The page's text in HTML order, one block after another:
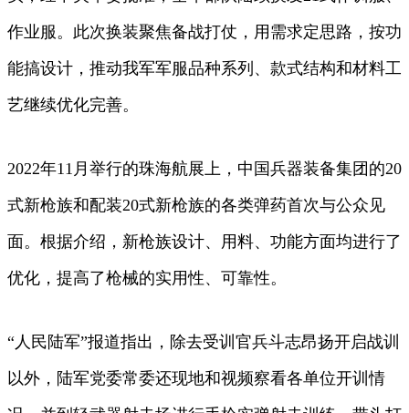
作业服。此次换装聚焦备战打仗，用需求定思路，按功
能搞设计，推动我军军服品种系列、款式结构和材料工
艺继续优化完善。
2022年11月举行的珠海航展上，中国兵器装备集团的20
式新枪族和配装20式新枪族的各类弹药首次与公众见
面。根据介绍，新枪族设计、用料、功能方面均进行了
优化，提高了枪械的实用性、可靠性。
“人民陆军”报道指出，除去受训官兵斗志昂扬开启战训
以外，陆军党委常委还现地和视频察看各单位开训情